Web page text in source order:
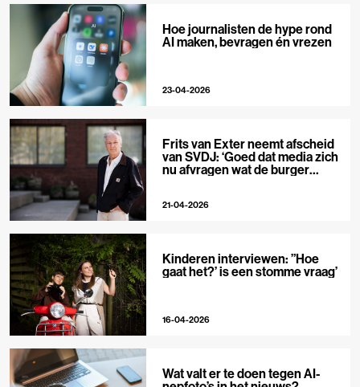
Hoe journalisten de hype rond
AI maken, bevragen én vrezen
23-04-2026
Frits van Exter neemt afscheid
van SVDJ: ‘Goed dat media zich
nu afvragen wat de burger
21-04-2026
Kinderen interviewen: ”Hoe
gaat het?’ is een stomme vraag’
16-04-2026
Wat valt er te doen tegen AI-